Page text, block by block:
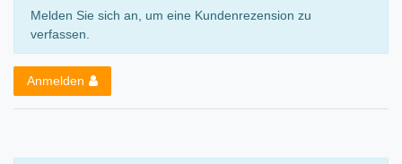
Melden Sie sich an, um eine Kundenrezension zu
verfassen.
Anmelden